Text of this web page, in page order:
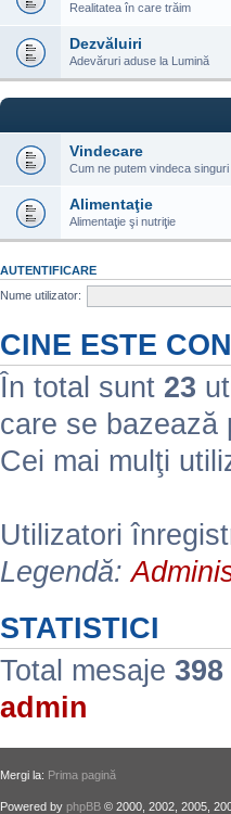
Realitatea în care trăim
Dezvăluiri
Adevăruri aduse la Lumină
Vindecare
Cum ne putem vindeca singuri
Alimentaţie
Alimentaţie şi nutriţie
AUTENTIFICARE
Nume utilizator:
CINE ESTE
În total sunt 23
care se bazează
Cei mai mulţi
Utilizatori
Legendă:
STATISTICI
Total mesaje 398
admin
Mergi la: Prima pagină
Powered by phpBB © 2000, 2002, 2005,